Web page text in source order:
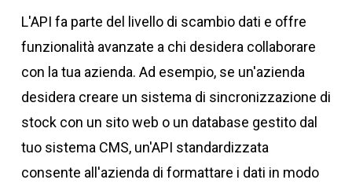
L'API fa parte del livello di scambio dati e offre
funzionalità avanzate a chi desidera collaborare
con la tua azienda. Ad esempio, se un'azienda
desidera creare un sistema di sincronizzazione di
stock con un sito web o un database gestito dal
tuo sistema CMS, un'API standardizzata
consente all'azienda di formattare i dati in modo